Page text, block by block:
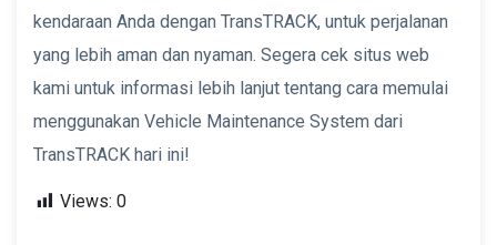
kendaraan Anda dengan TransTRACK, untuk perjalanan
yang lebih aman dan nyaman. Segera cek situs web
kami untuk informasi lebih lanjut tentang cara memulai
menggunakan Vehicle Maintenance System dari
TransTRACK hari ini!
Views: 0